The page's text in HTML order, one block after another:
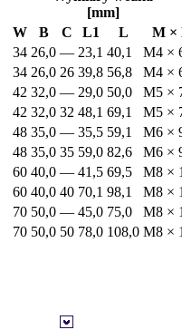
[mm]
W B C L1 L
M ×
34 26,0 — 23,1 40,1
M4 ×
34 26,0 26 39,8 56,8
M4 ×
42 32,0 — 29,0 50,0
M5 ×
42 32,0 32 48,1 69,1
M5 ×
48 35,0 — 35,5 59,1
M6 ×
48 35,0 35 59,0 82,6
M6 ×
60 40,0 — 41,5 69,5
M8 ×
60 40,0 40 70,1 98,1
M8 ×
70 50,0 — 45,0 75,0
M8 ×
70 50,0 50 78,0 108,0 M8 ×